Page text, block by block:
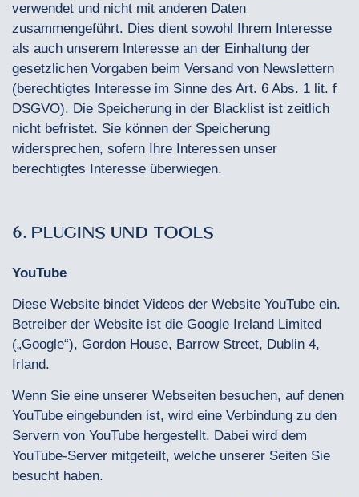
verwendet und nicht mit anderen Daten
zusammengeführt. Dies dient sowohl Ihrem Interesse
als auch unserem Interesse an der Einhaltung der
gesetzlichen Vorgaben beim Versand von Newslettern
(berechtigtes Interesse im Sinne des Art. 6 Abs. 1 lit. f
DSGVO). Die Speicherung in der Blacklist ist zeitlich
nicht befristet. Sie können der Speicherung
widersprechen, sofern Ihre Interessen unser
berechtigtes Interesse überwiegen.
6. PLUGINS UND TOOLS
YouTube
Diese Website bindet Videos der Website YouTube ein.
Betreiber der Website ist die Google Ireland Limited
(„Google“), Gordon House, Barrow Street, Dublin 4,
Irland.
Wenn Sie eine unserer Webseiten besuchen, auf denen
YouTube eingebunden ist, wird eine Verbindung zu den
Servern von YouTube hergestellt. Dabei wird dem
YouTube-Server mitgeteilt, welche unserer Seiten Sie
besucht haben.